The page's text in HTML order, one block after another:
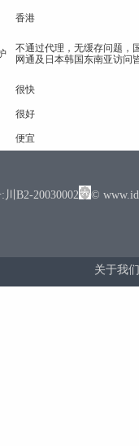
香港
不通过代理，无缓存问题，
网通及日本韩国东南亚访问
很快
很好
便宜
B2-20030002 ©
关于我们